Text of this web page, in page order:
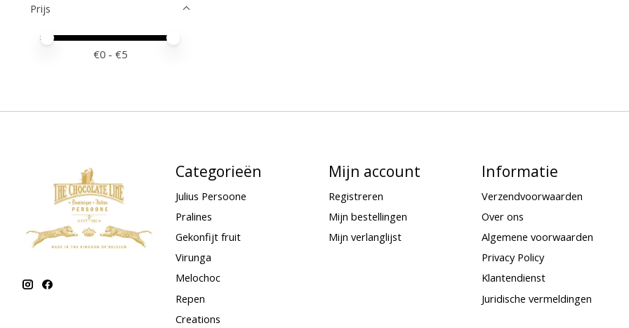
Prijs
Minimale prijswaarde
Price maximum value
€0 - €5
Categorieën
Julius Persoone
Pralines
Gekonfijt fruit
Virunga
Melochoc
Repen
Creations
Mijn account
Registreren
Mijn bestellingen
Mijn verlanglijst
Informatie
Verzendvoorwaarden
Over ons
Algemene voorwaarden
Privacy Policy
Klantendienst
Juridische vermeldingen